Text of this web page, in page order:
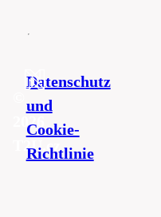
2026
T2U.cz
Datenschutz
und
Cookie-
Richtlinie